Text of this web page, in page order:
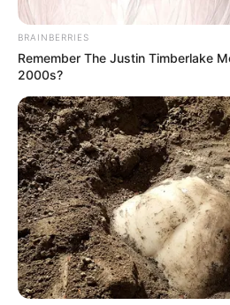
BRAINBERRIES
Remember The Justin Timberlake
2000s?